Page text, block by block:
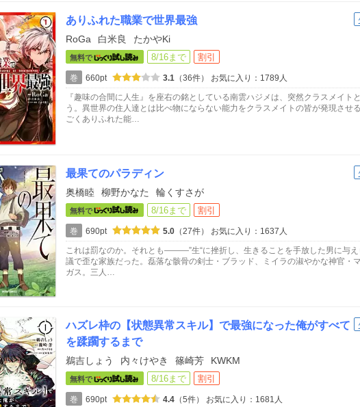
ありふれた職業で世界最強
RoGa 白米良 たかやKi
無料で 8/16まで 割引
巻 660pt 3.1 （36件）
お気に入り：1789人
『趣味の合間に人生』を座右の銘としている南雲ハジメは、突然クラスメイト
う。異世界の住人達とは比べ物にならない能力をクラスメイトの皆が発現させ
ごくありふれた能…
最果てのパラディン
奥橋睦 柳野かなた 輪くすさが
無料で 8/16まで 割引
巻 690pt 5.0 （27件）
お気に入り：1637人
これは罰なのか。それとも―――”生“に挫折し、生きることを手放した男に与
議で歪な家族だった。磊落な骸骨の剣士・ブラッド、ミイラの淑やかな神官・
ガス。三人…
ハズレ枠の【状態異常スキル】で最強になった俺がすべて
を蹂躙するまで
鵜吉しょう 内々けやき 篠崎芳 KWKM
無料で 8/16まで 割引
巻 690pt 4.4 （5件）
お気に入り：1681人